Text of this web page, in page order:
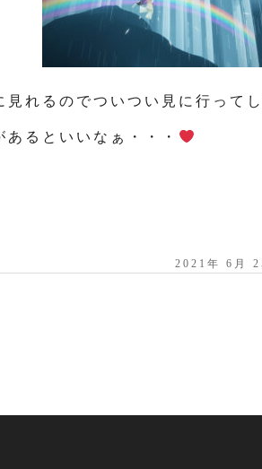
見れるのでついつい見に行って
るといいなぁ・・・
2021年 6月